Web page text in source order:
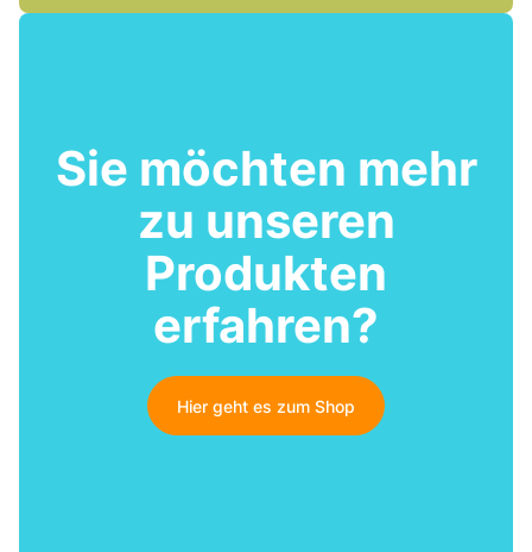
Sie möchten mehr
zu unseren
Produkten
erfahren?
Hier geht es zum Shop